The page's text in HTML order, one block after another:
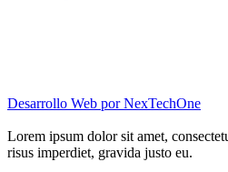
Desarrollo Web porNexTechOne
Lorem ipsum dolor sit amet,
risus imperdiet, gravida justo eu.